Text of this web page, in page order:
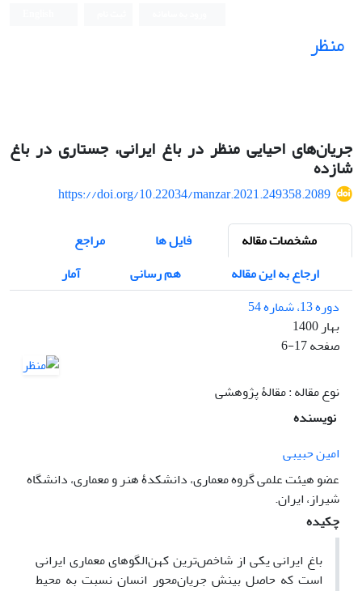
منظر
جریان‌های احیایی منظر در باغ ایرانی، جستاری در باغ
شازده
https://doi.org/10.22034/manzar.2021.249358.2089
مشخصات مقاله
فایل ها
مراجع
ارجاع به این مقاله
هم رسانی
آمار
دوره 13، شماره 54
بهار 1400
صفحه6-17
نوع مقاله : مقالۀ پژوهشی
نویسنده
امین حبیبی
عضو هیئت علمی گروه معماری، دانشکدۀ هنر و معماری، دانشگاه
شیراز، ایران.
چکیده
باغ ایرانی یکی از شاخص‌ترین کهن‌الگوهای معماری ایرانی
است که حاصل بینش جریان‌محور انسان نسبت به محیط